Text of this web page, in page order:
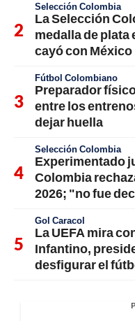
Selección Colombia
La Selección
medalla de
cayó con México
Fútbol Colombiano
Preparador
entre los
dejar huella
Selección Colombia
Experimentado
Colombia
2026; "no fue
Gol Caracol
La UEFA mira
Infantino,
desfigurar el